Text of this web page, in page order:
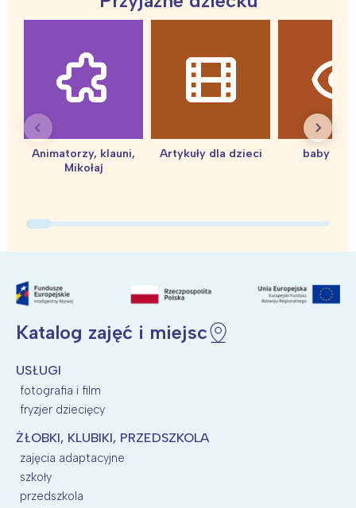
Animatorzy, klauni,
Mikołaj
Artykuły dla dzieci baby
Katalog zajęć i miejsc
USŁUGI
fotografia i film
fryzjer dziecięcy
ŻŁOBKI, KLUBIKI, PRZEDSZKOLA
zajęcia adaptacyjne
szkoły
przedszkola